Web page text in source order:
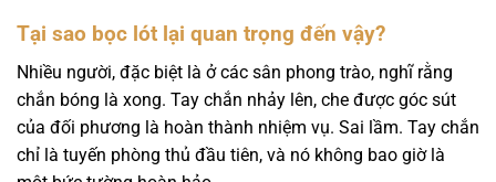
Tại sao bọc lót lại quan trọng đến vậy?
Nhiều người, đặc biệt là ở các sân phong trào, nghĩ rằng
chắn bóng là xong. Tay chắn nhảy lên, che được góc sút
của đối phương là hoàn thành nhiệm vụ. Sai lầm. Tay chắn
chỉ là tuyến phòng thủ đầu tiên, và nó không bao giờ là